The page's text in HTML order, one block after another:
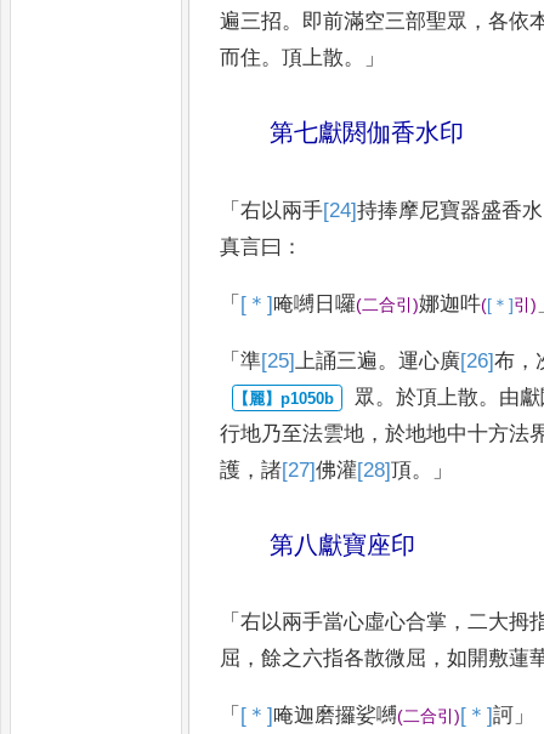
遍三招。 即前滿空三部聖眾 ，各依
而住。頂上散。」
第七獻閼伽香水印
「右以兩手[24]持捧摩尼寶器盛香水
真言曰 ：
「 [＊]唵嚩日囉(二合引)娜迦吽([＊]引)
「準[25] 上誦三遍 。運心廣[26]布 ，
眾 。於頂上散。 由
行地乃至法雲地 ，於地地中十方法
護 ，諸[27]佛灌[28]頂。」
第八獻寶座印
「右以兩手當心虛心合掌 ，二大拇
屈 ，餘之六指各散微屈 ，如開敷蓮
「 [＊]唵迦磨攞娑嚩(二合引)[＊]訶 」